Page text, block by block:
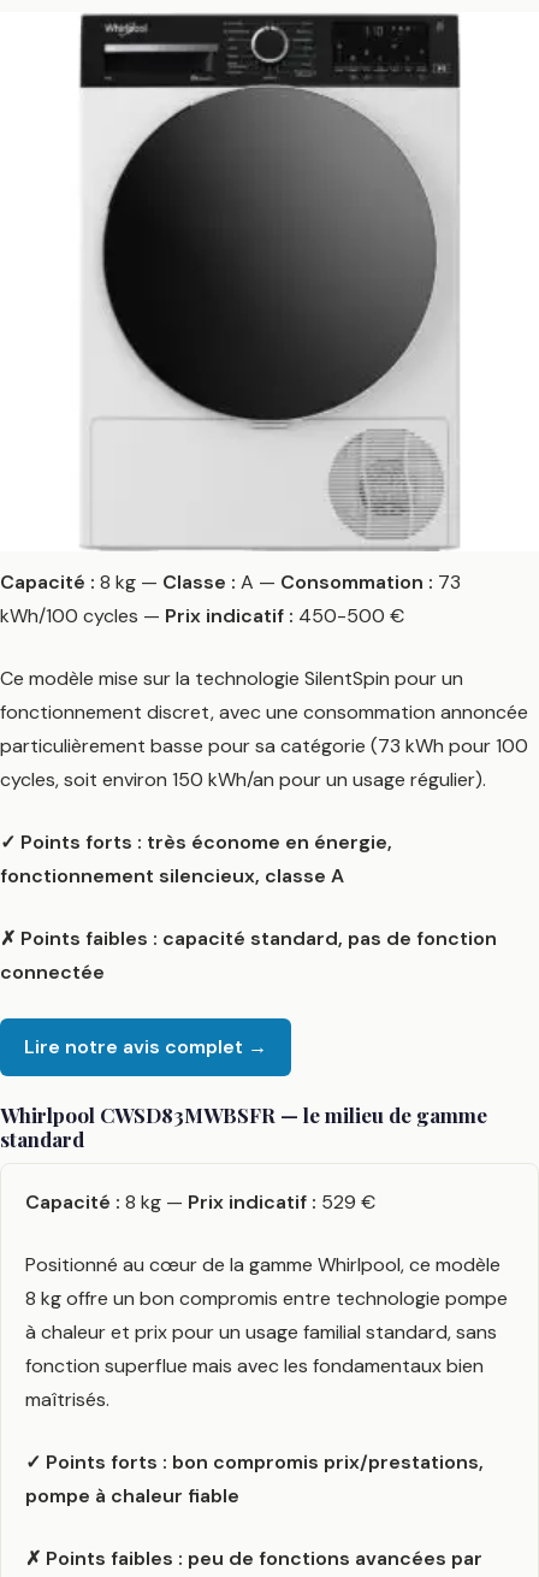
Sèche-
linge
changer
votre
quotidien
Capacité : 8 kg — Classe : A — Consommation : 73
kWh/100 cycles — Prix indicatif : 450-500 €
Ce modèle mise sur la technologie SilentSpin pour un
fonctionnement discret, avec une consommation annoncée
particulièrement basse pour sa catégorie (73 kWh pour 100
cycles, soit environ 150 kWh/an pour un usage régulier).
✓ Points forts : très économe en énergie,
fonctionnement silencieux, classe A
✗ Points faibles : capacité standard, pas de fonction
connectée
Lire notre avis complet →
Whirlpool CWSD83MWBSFR — le milieu de gamme
standard
Capacité : 8 kg — Prix indicatif : 529 €
Positionné au cœur de la gamme Whirlpool, ce modèle
8 kg offre un bon compromis entre technologie pompe
à chaleur et prix pour un usage familial standard, sans
fonction superflue mais avec les fondamentaux bien
maîtrisés.
✓ Points forts : bon compromis prix/prestations,
pompe à chaleur fiable
✗ Points faibles : peu de fonctions avancées par